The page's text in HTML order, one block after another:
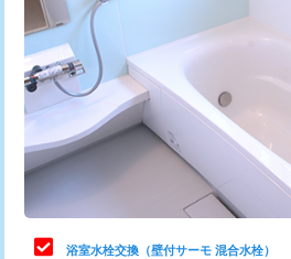
追加トーラー機使用/3m超え
カメラ調査
桝清掃
止水・漏水調査・防水処理・清掃・修
理・調整・分解・加工など（軽作業）
止水・漏水調査・防水処理・清掃・修
理・調整・分解・加工など（中作業）
浴室水栓交換（壁付サーモ 混合水栓）